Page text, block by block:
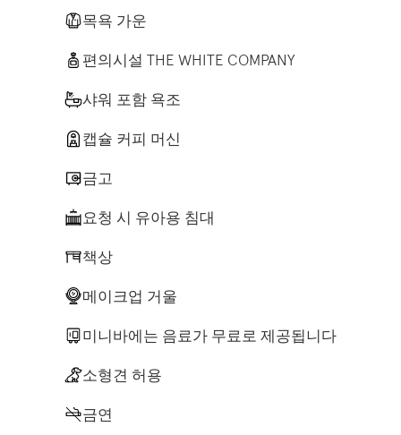
목욕 가운
편의시설 THE WHITE COMPANY
샤워 포함 욕조
캡슐 커피 머신
금고
요청 시 유아용 침대
책상
메이크업 거울
미니바에는 음료가 무료로 제공됩니다
소형견 허용
금연